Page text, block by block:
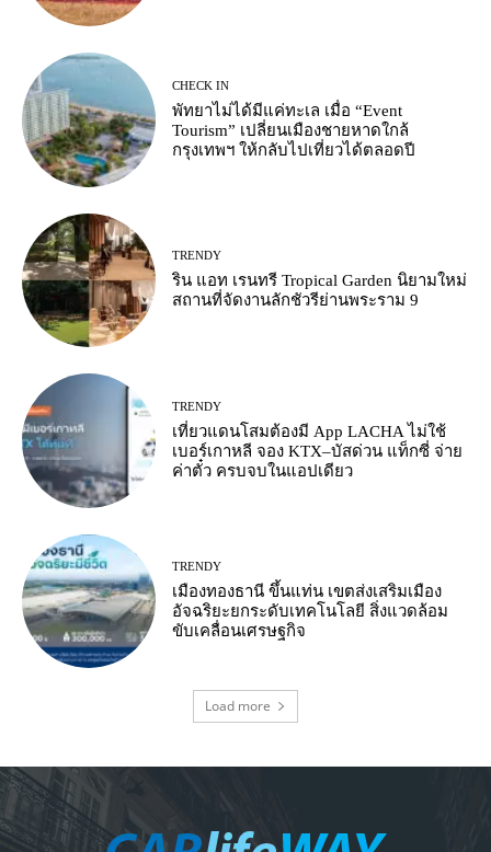
CHECK IN
พัทยาไม่ได้มีแค่ทะเล เมื่อ “Event
Tourism” เปลี่ยนเมืองชายหาดใกล้
กรุงเทพฯ ให้กลับไปเที่ยวได้ตลอดปี
TRENDY
ริน แอท เรนทรี Tropical Garden นิยามใหม่
สถานที่จัดงานลักชัวรีย่านพระราม 9
TRENDY
เที่ยวแดนโสมต้องมี App LACHA ไม่ใช้
เบอร์เกาหลี จอง KTX–บัสด่วน แท็กซี่ จ่าย
ค่าตั๋ว ครบจบในแอปเดียว
TRENDY
เมืองทองธานี ขึ้นแท่น เขตส่งเสริมเมือง
อัจฉริยะยกระดับเทคโนโลยี สิ่งแวดล้อม
ขับเคลื่อนเศรษฐกิจ
Load more